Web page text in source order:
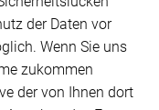
der Daten vor
Wenn Sie uns
zukommen
der von Ihnen dort